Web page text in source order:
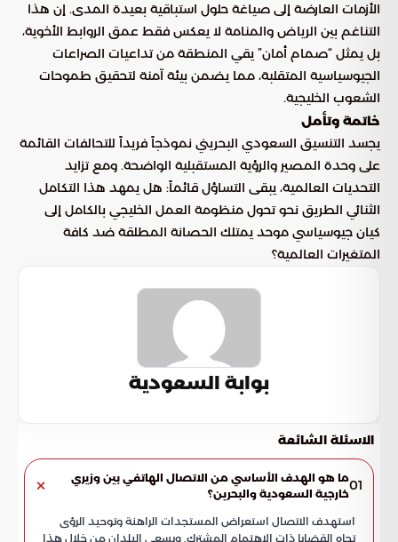
الأزمات العارضة إلى صياغة حلول استباقية بعيدة المدى. إن هذا
التناغم بين الرياض والمنامة لا يعكس فقط عمق الروابط الأخوية،
بل يمثل “صمام أمان” يقي المنطقة من تداعيات الصراعات
الجيوسياسية المتقلبة، مما يضمن بيئة آمنة لتحقيق طموحات
الشعوب الخليجية.
خاتمة وتأمل
يجسد التنسيق السعودي البحريني نموذجاً فريداً للتحالفات القائمة
على وحدة المصير والرؤية المستقبلية الواضحة. ومع تزايد
التحديات العالمية، يبقى التساؤل قائماً: هل يمهد هذا التكامل
الثنائي الطريق نحو تحول منظومة العمل الخليجي بالكامل إلى
كيان جيوسياسي موحد يمتلك الحصانة المطلقة ضد كافة
المتغيرات العالمية؟
بوابة السعودية
الاسئلة الشائعة
01ما هو الهدف الأساسي من الاتصال الهاتفي بين وزيري
خارجية السعودية والبحرين؟
استهدف الاتصال استعراض المستجدات الراهنة وتوحيد الرؤى
تجاه القضايا ذات الاهتمام المشترك. ويسعى البلدان من خلال هذا